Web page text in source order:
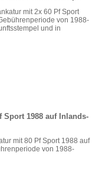
mit 2x 60 Pf Sport
von 1988-
und in
Sport 1988 auf Inlands-
mit 80 Pf Sport 1988 auf
von 1988-